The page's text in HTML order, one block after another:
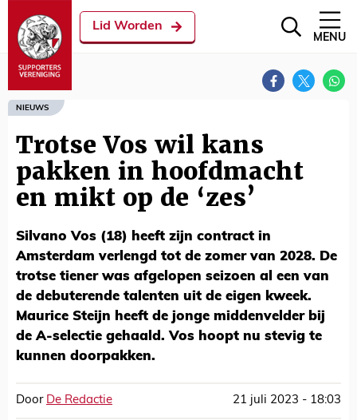
Lid Worden
MENU
NIEUWS
Trotse Vos wil kans
pakken in hoofdmacht
en mikt op de ‘zes’
Silvano Vos (18) heeft zijn contract in
Amsterdam verlengd tot de zomer van 2028. De
trotse tiener was afgelopen seizoen al een van
de debuterende talenten uit de eigen kweek.
Maurice Steijn heeft de jonge middenvelder bij
de A-selectie gehaald. Vos hoopt nu stevig te
kunnen doorpakken.
Door De Redactie 21 juli 2023 - 18:03